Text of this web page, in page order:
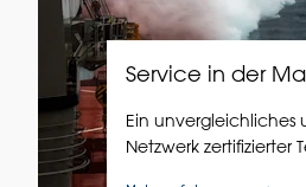
Service in der
Ein unvergleichliches
Netzwerk zertifizierter